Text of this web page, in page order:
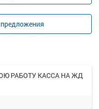
РАБОТУ КАССА НА ЖД